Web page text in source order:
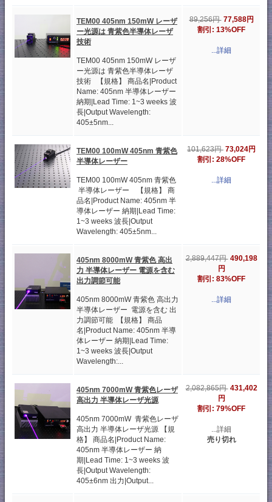
TEM00 405nm 150mW レーザ
ー光源は 青紫色半導体レーザ
技術
TEM00 405nm 150mW レーザ
ー光源は 青紫色半導体レーザ
技術 【規格】 商品名|Product
Name: 405nm 半導体レーザー
納期|Lead Time: 1~3 weeks 波
長|Output Wavelength:
405±5nm...
89,256円 77,588円
割引: 13%OFF
...詳細
TEM00 100mW 405nm 青紫色
半導体レーザー
TEM00 100mW 405nm 青紫色
半導体レーザー 【規格】 商
品名|Product Name: 405nm 半
導体レーザー 納期|Lead Time:
1~3 weeks 波長|Output
Wavelength: 405±5nm...
101,623円 73,024円
割引: 28%OFF
...詳細
405nm 8000mW 青紫色 高出
力 半導体レーザー 電源を含む
出力調節可能
405nm 8000mW 青紫色 高出力
半導体レーザー 電源を含む 出
力調節可能 【規格】 商品
名|Product Name: 405nm 半導
体レーザー 納期|Lead Time:
1~3 weeks 波長|Output
Wavelength:...
2,889,447円 490,198
円
割引: 83%OFF
...詳細
405nm 7000mW 青紫色レーザ
高出力 半導体レーザ光源
405nm 7000mW 青紫色レーザ
高出力 半導体レーザ光源 【規
格】 商品名|Product Name:
405nm 半導体レーザー 納
期|Lead Time: 1~3 weeks 波
長|Output Wavelength:
405±6nm 出力|Output...
2,082,865円 431,402
円
割引: 79%OFF
...詳細
売り切れ